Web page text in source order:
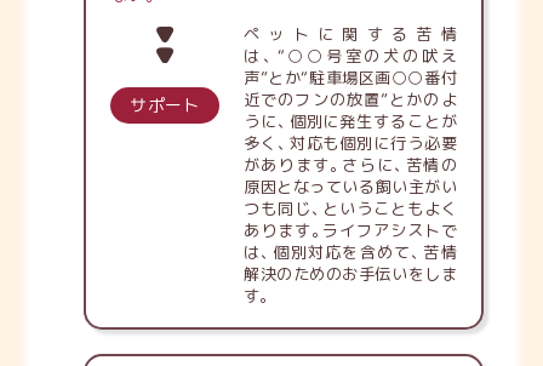
サポート
ペットに関する苦情
は 、“○○号室の犬の吠え
声”とか“駐車場区画○○番付
近でのフンの放置”とかのよ
うに、個別に発生することが
多く 、対応も個別に行う必要
があります。さらに、苦情の
原因となっている飼い主がい
つも同じ、ということもよく
あります。ライフアシストで
は、個別対応を含めて、苦情
解決のためのお手伝いをしま
す。